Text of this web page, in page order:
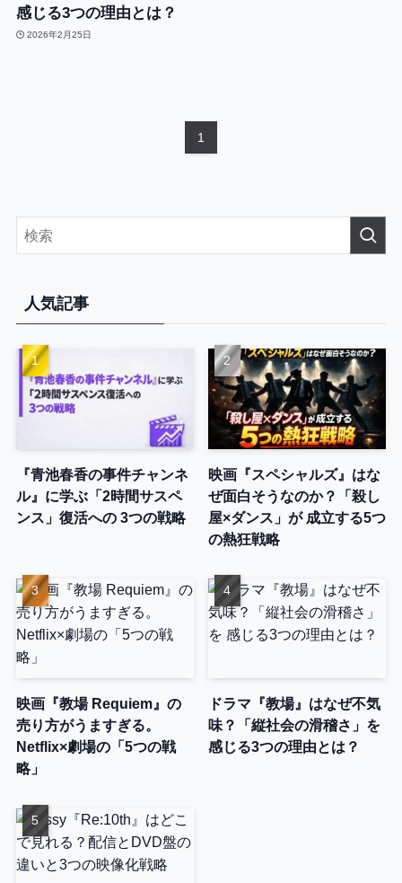
感じる3つの理由とは？
2026年2月25日
1
人気記事
『青池春香の事件チャンネ
ル』に学ぶ「2時間サスペ
ンス」復活への 3つの戦略
映画『スペシャルズ』はな
ぜ面白そうなのか？「殺し
屋×ダンス」が 成立する5つ
の熱狂戦略
映画『教場 Requiem』の
売り方がうますぎる。
Netflix×劇場の「5つの戦
略」
ドラマ『教場』はなぜ不気
味？「縦社会の滑稽さ」を
感じる3つの理由とは？